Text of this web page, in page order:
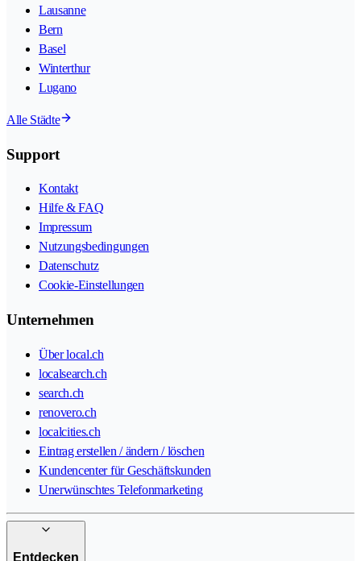
Lausanne
Bern
Basel
Winterthur
Lugano
Alle Städte
Support
Kontakt
Hilfe & FAQ
Impressum
Nutzungsbedingungen
Datenschutz
Cookie-Einstellungen
Unternehmen
Über local.ch
localsearch.ch
search.ch
renovero.ch
localcities.ch
Eintrag erstellen / ändern / löschen
Kundencenter für Geschäftskunden
Unerwünschtes Telefonmarketing
Entdecken